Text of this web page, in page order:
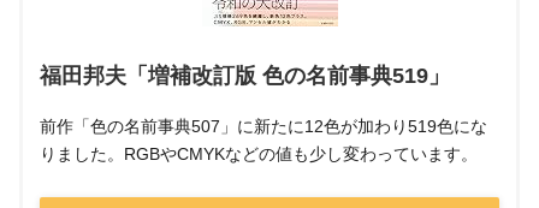
福田邦夫「増補改訂版 色の名前事典519」
前作「色の名前事典507」に新たに12色が加わり519色にな
りました。RGBやCMYKなどの値も少し変わっています。